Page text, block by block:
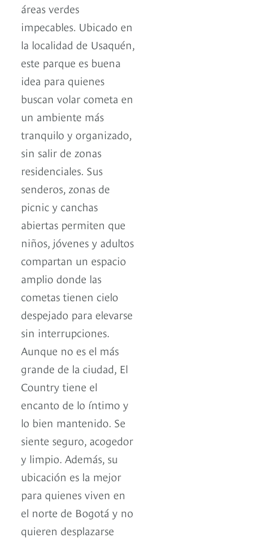
áreas verdes
impecables. Ubicado en
la localidad de Usaquén,
este parque es buena
idea para quienes
buscan volar cometa en
un ambiente más
tranquilo y organizado,
sin salir de zonas
residenciales. Sus
senderos, zonas de
picnic y canchas
abiertas permiten que
niños, jóvenes y adultos
compartan un espacio
amplio donde las
cometas tienen cielo
despejado para elevarse
sin interrupciones.
Aunque no es el más
grande de la ciudad, El
Country tiene el
encanto de lo íntimo y
lo bien mantenido. Se
siente seguro, acogedor
y limpio. Además, su
ubicación es la mejor
para quienes viven en
el norte de Bogotá y no
quieren desplazarse